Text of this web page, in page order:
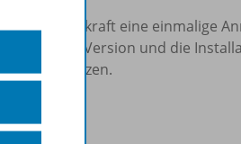
pro Lehrkraft eine einmalige
die Online-Version und die
iOS) nutzen.